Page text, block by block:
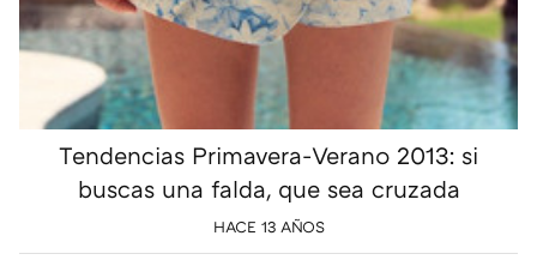
Tendencias Primavera-Verano 2013: si
buscas una falda, que sea cruzada
HACE 13 AÑOS